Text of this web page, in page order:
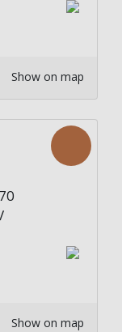
Show on map
Show on map